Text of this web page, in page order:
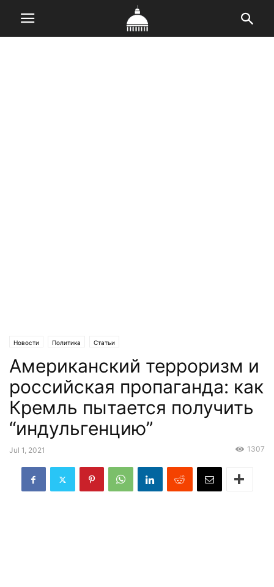
Новости Политика Статьи
Американский терроризм и
российская пропаганда: как
Кремль пытается получить
“индульгенцию”
Jul 1, 2021 1307